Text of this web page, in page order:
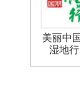
美丽中
湿地行